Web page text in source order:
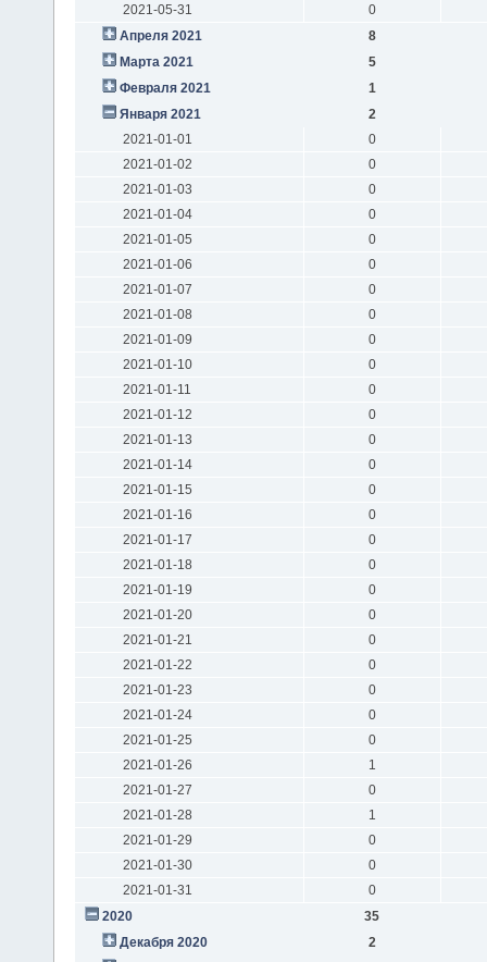
2021-05-31
0
Апреля 2021
8
Марта 2021
5
Февраля 2021
1
Января 2021
2
2021-01-01
0
2021-01-02
0
2021-01-03
0
2021-01-04
0
2021-01-05
0
2021-01-06
0
2021-01-07
0
2021-01-08
0
2021-01-09
0
2021-01-10
0
2021-01-11
0
2021-01-12
0
2021-01-13
0
2021-01-14
0
2021-01-15
0
2021-01-16
0
2021-01-17
0
2021-01-18
0
2021-01-19
0
2021-01-20
0
2021-01-21
0
2021-01-22
0
2021-01-23
0
2021-01-24
0
2021-01-25
0
2021-01-26
1
2021-01-27
0
2021-01-28
1
2021-01-29
0
2021-01-30
0
2021-01-31
0
2020
35
Декабря 2020
2